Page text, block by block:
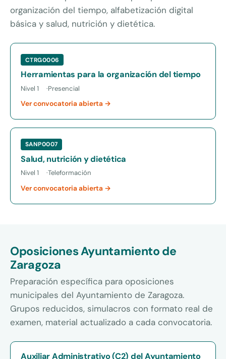
organización del tiempo, alfabetización digital
básica y salud, nutrición y dietética.
CTRG0006
Herramientas para la organización del tiempo
Nivel 1 Presencial
Ver convocatoria abierta →
SANP0007
Salud, nutrición y dietética
Nivel 1 Teleformación
Ver convocatoria abierta →
Oposiciones Ayuntamiento de
Zaragoza
Preparación específica para oposiciones
municipales del Ayuntamiento de Zaragoza.
Grupos reducidos, simulacros con formato real de
examen, material actualizado a cada convocatoria.
Auxiliar Administrativo (C2) del Ayuntamiento